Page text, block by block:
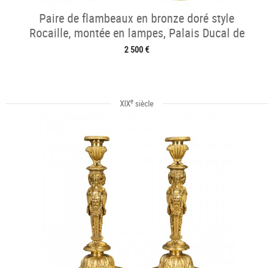
Paire de flambeaux en bronze doré style
Rocaille, montée en lampes, Palais Ducal de
Nevers vers 1820
2 500 €
XIXe siècle